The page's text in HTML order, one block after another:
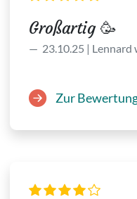
Großartig 🥳
23.10.25 | Lennard
Zur